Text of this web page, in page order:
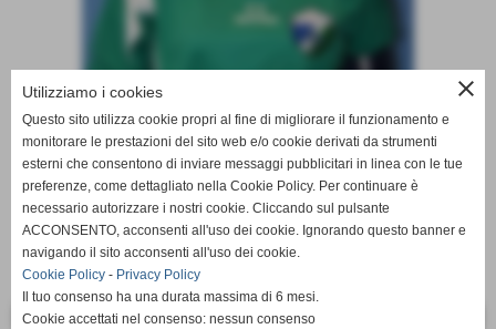
<< PRECEDENTE
close
Utilizziamo i cookies
Questo sito utilizza cookie propri al fine di migliorare il funzionamento e
monitorare le prestazioni del sito web e/o cookie derivati da strumenti
esterni che consentono di inviare messaggi pubblicitari in linea con le tue
preferenze, come dettagliato nella Cookie Policy. Per continuare è
necessario autorizzare i nostri cookie. Cliccando sul pulsante
ACCONSENTO, acconsenti all'uso dei cookie. Ignorando questo banner e
navigando il sito acconsenti all'uso dei cookie.
Cookie Policy - Privacy Policy
Il tuo consenso ha una durata massima di 6 mesi.
Cookie accettati nel consenso: nessun consenso